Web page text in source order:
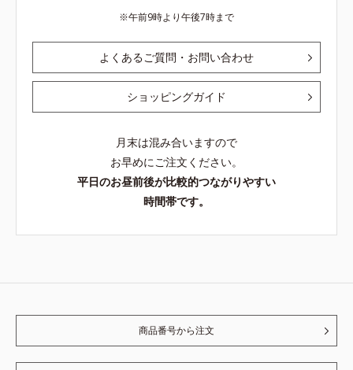
午前9時より午後7時まで
よくあるご質問・お問い合わせ
ショッピングガイド
月末は混み合いますので
お早めにご注文ください。
平日のお昼前後が比較的つながりやすい
時間帯です。
商品番号から注文